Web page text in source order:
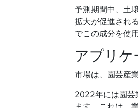
予測期間中、土
拡大が促進され
でこの成分を使
アプリケ
市場は、園芸産
2022年には園芸